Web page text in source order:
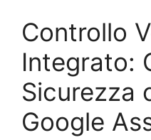
Controllo
Integrato:
Sicurezza
Google